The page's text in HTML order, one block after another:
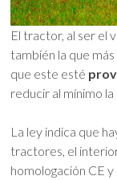
El tractor, al ser el
también la que
que este esté
reducir al mínimo
La ley indica que
tractores, el
homologación CE